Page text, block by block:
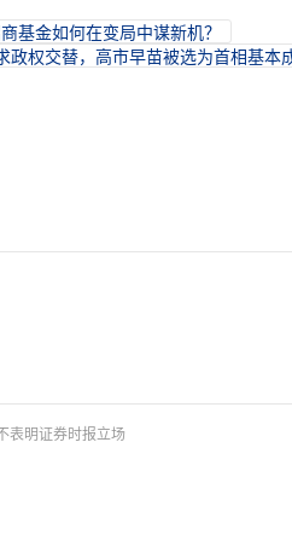
基金如何在变局中谋新机？
政权交替，高市早苗被选为首相基本
表明证券时报立场